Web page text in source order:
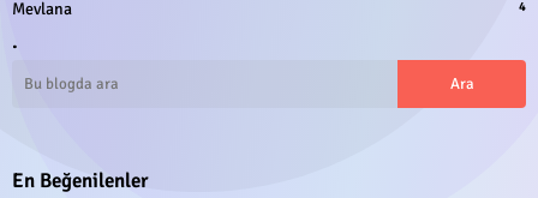
Mevlana 4
.
En Beğenilenler